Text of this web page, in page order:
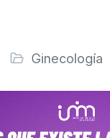
Ginecología